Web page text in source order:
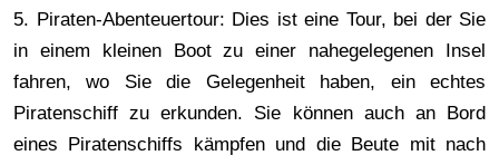
5. Piraten-Abenteuertour: Dies ist eine Tour, bei der Sie
in einem kleinen Boot zu einer nahegelegenen Insel
fahren, wo Sie die Gelegenheit haben, ein echtes
Piratenschiff zu erkunden. Sie können auch an Bord
eines Piratenschiffs kämpfen und die Beute mit nach